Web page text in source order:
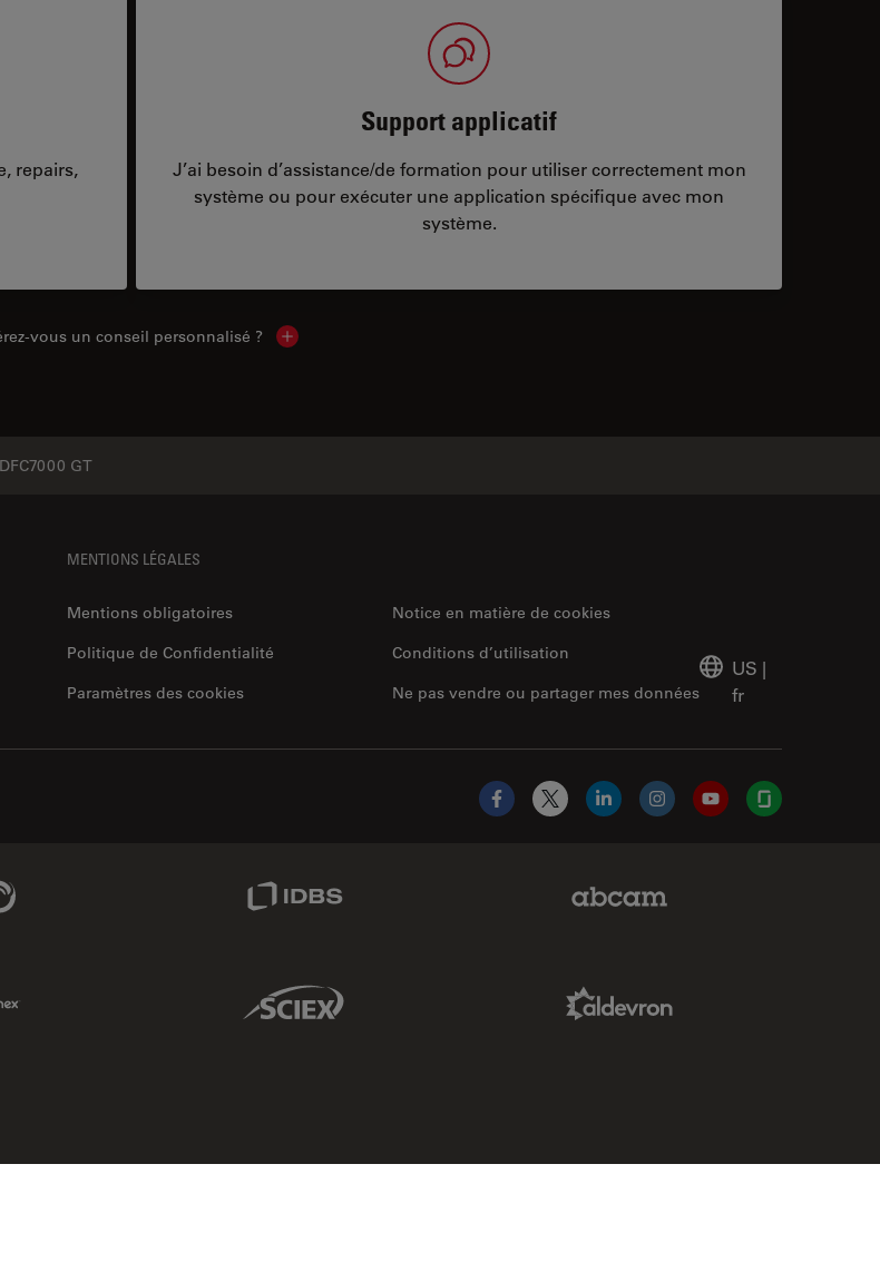
repairs,
Support applicatif
J’ai besoin d’assistance/de formation pour utiliser correctement mon
système ou pour exécuter une application spécifique avec mon
système.
vous un conseil personnalisé ? Show local contacts
GT
MENTIONS LÉGALES
Mentions obligatoires
Notice en matière de cookies
Politique de Confidentialité
Ne pas vendre ou partager mes données
Conditions d’utilisation
Paramètres des cookies
US |
fr
Facebook
X LinkedInInstagramYouTubeGlassdoor
Link
Sciex Link